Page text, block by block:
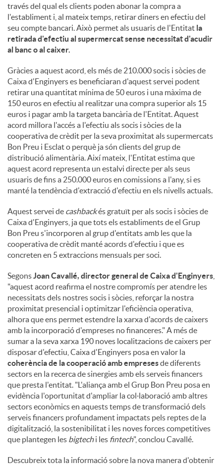
través del qual els clients poden abonar la compra a
l'establiment i, al mateix temps, retirar diners en efectiu del
seu compte bancari. Això permet als usuaris de l'Entitat la
retirada d'efectiu al supermercat sense necessitat d'acudir
al banc o al caixer.
Gràcies a aquest acord, els més de 210.000 socis i sòcies de
Caixa d'Enginyers es beneficiaran d'aquest servei podent
retirar una quantitat mínima de 50 euros i una màxima de
150 euros en efectiu al realitzar una compra superior als 15
euros i pagar amb la targeta bancària de l'Entitat. Aquest
acord millora l'accés a l'efectiu als socis i sòcies de la
cooperativa de crèdit per la seva proximitat als supermercats
Bon Preu i Esclat o perquè ja són clients del grup de
distribució alimentària. Així mateix, l'Entitat estima que
aquest acord representa un estalvi directe per als seus
usuaris de fins a 250.000 euros en comissions a l'any, si es
manté la tendència d'extracció d'efectiu en els nivells actuals.
Aquest servei de cashbackés gratuït per als socis i sòcies de
Caixa d'Enginyers, ja que tots els establiments de el Grup
Bon Preu s'incorporen al grup d'entitats amb les que la
cooperativa de crèdit manté acords d'efectiu i que es
concreten en 5 extraccions mensuals per soci.
SegonsJoan Cavallé, director general de Caixa d'Enginyers
"aquest acord reafirma el nostre compromís per atendre les
necessitats dels nostres socis i sòcies, reforçar la nostra
proximitat presencial i optimitzar l'eficiència operativa,
alhora que ens permet estendre la xarxa d'acords de caixers
amb la incorporació d'empreses no financeres." A més de
sumar a la seva xarxa 190 noves localitzacions de caixers per
disposar d'efectiu, Caixa d'Enginyers posa en valor la
coherència de la cooperació amb empresesde diferents
sectors en la recerca de sinergies amb els serveis financers
que presta l'entitat. "L'aliança amb el Grup Bon Preu posa en
evidència l'oportunitat d'ampliar la col·laboració amb altres
sectors econòmics en aquests temps de transformació dels
serveis financers profundament impactats pels reptes de la
digitalització, la sostenibilitat i les noves forces competitives
que plantegen les bigtechi les fintech", conclou Cavallé.
Descubreix tota la informació sobre la nova manera d'obtenir